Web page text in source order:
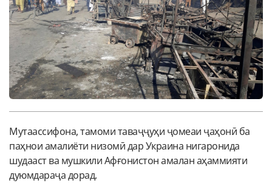
Мутаассифона, тамоми таваҷҷуҳи ҷомеаи ҷаҳонӣ ба
паҳнои амалиёти низомӣ дар Украина нигаронида
шудааст ва мушкили Афғонистон амалан аҳаммияти
дуюмдараҷа дорад.